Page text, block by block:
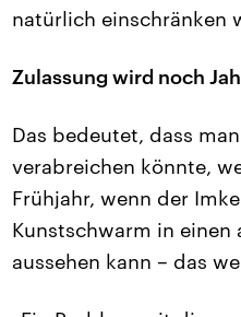
natürlich einschränken
Zulassung wird noch
Das bedeutet, dass
verabreichen könnte,
Frühjahr, wenn der
Kunstschwarm in einen
aussehen kann – das